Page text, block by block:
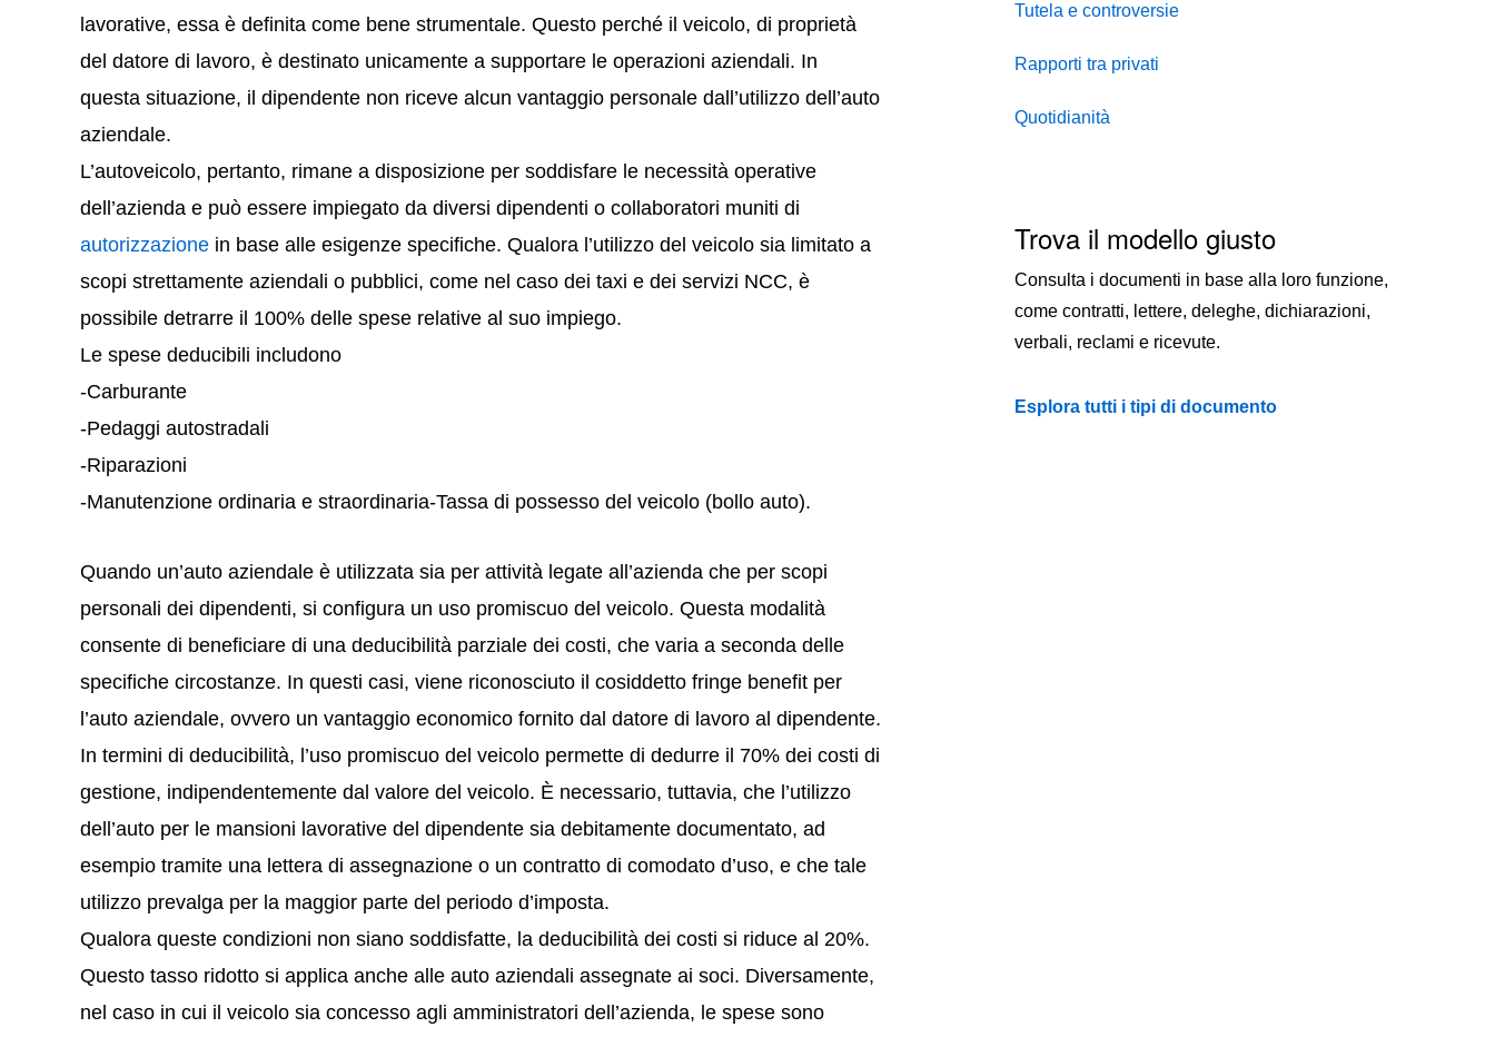
lavorative, essa è definita come bene strumentale. Questo perché il veicolo, di proprietà
del datore di lavoro, è destinato unicamente a supportare le operazioni aziendali. In
questa situazione, il dipendente non riceve alcun vantaggio personale dall’utilizzo dell’auto
aziendale.
L’autoveicolo, pertanto, rimane a disposizione per soddisfare le necessità operative
dell’azienda e può essere impiegato da diversi dipendenti o collaboratori muniti di
autorizzazione in base alle esigenze specifiche. Qualora l’utilizzo del veicolo sia limitato a
scopi strettamente aziendali o pubblici, come nel caso dei taxi e dei servizi NCC, è
possibile detrarre il 100% delle spese relative al suo impiego.
Le spese deducibili includono
-Carburante
-Pedaggi autostradali
-Riparazioni
-Manutenzione ordinaria e straordinaria-Tassa di possesso del veicolo (bollo auto).
Quando un’auto aziendale è utilizzata sia per attività legate all’azienda che per scopi
personali dei dipendenti, si configura un uso promiscuo del veicolo. Questa modalità
consente di beneficiare di una deducibilità parziale dei costi, che varia a seconda delle
specifiche circostanze. In questi casi, viene riconosciuto il cosiddetto fringe benefit per
l’auto aziendale, ovvero un vantaggio economico fornito dal datore di lavoro al dipendente.
In termini di deducibilità, l’uso promiscuo del veicolo permette di dedurre il 70% dei costi di
gestione, indipendentemente dal valore del veicolo. È necessario, tuttavia, che l’utilizzo
dell’auto per le mansioni lavorative del dipendente sia debitamente documentato, ad
esempio tramite una lettera di assegnazione o un contratto di comodato d’uso, e che tale
utilizzo prevalga per la maggior parte del periodo d’imposta.
Qualora queste condizioni non siano soddisfatte, la deducibilità dei costi si riduce al 20%.
Questo tasso ridotto si applica anche alle auto aziendali assegnate ai soci. Diversamente,
nel caso in cui il veicolo sia concesso agli amministratori dell’azienda, le spese sono
Tutela e controversie
Rapporti tra privati
Quotidianità
Trova il modello giusto
Consulta i documenti in base alla loro funzione,
come contratti, lettere, deleghe, dichiarazioni,
verbali, reclami e ricevute.
Esplora tutti i tipi di documento